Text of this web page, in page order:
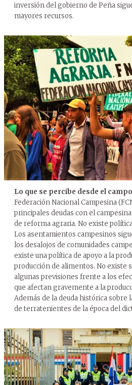
inversión del gobierno de Peña
mayores recursos.
Lo que se percibe desde el campo
Federación Nacional Campesina
principales deudas con el
de reforma agraria. No existe
Los asentamientos campesinos
los desalojos de comunidades
existe una política de apoyo a la
producción de alimentos. No existe
algunas previsiones frente a los
que afectan gravemente a la
Además de la deuda histórica sobre
de terratenientes de la época del